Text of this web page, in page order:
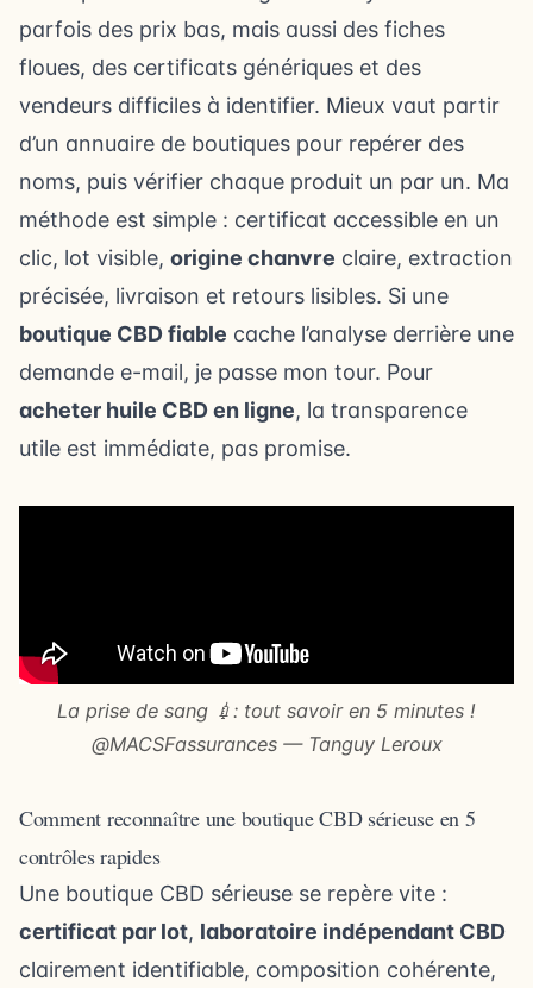
parfois des prix bas, mais aussi des fiches
floues, des certificats génériques et des
vendeurs difficiles à identifier. Mieux vaut partir
d’un annuaire de boutiques pour repérer des
noms, puis vérifier chaque produit un par un. Ma
méthode est simple : certificat accessible en un
clic, lot visible, origine chanvre claire, extraction
précisée, livraison et retours lisibles. Si une
boutique CBD fiable cache l’analyse derrière une
demande e-mail, je passe mon tour. Pour
acheter huile CBD en ligne, la transparence
utile est immédiate, pas promise.
La prise de sang 💉: tout savoir en 5 minutes !
@MACSFassurances — Tanguy Leroux
Comment reconnaître une boutique CBD sérieuse en 5
contrôles rapides
Une boutique CBD sérieuse se repère vite :
certificat par lot, laboratoire indépendant CBD
clairement identifiable, composition cohérente,